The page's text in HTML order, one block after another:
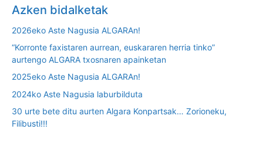
Azken bidalketak
2026eko Aste Nagusia ALGARAn!
“Korronte faxistaren aurrean, euskararen herria tinko”
aurtengo ALGARA txosnaren apainketan
2025eko Aste Nagusia ALGARAn!
2024ko Aste Nagusia laburbilduta
30 urte bete ditu aurten Algara Konpartsak… Zorioneku,
Filibusti!!!